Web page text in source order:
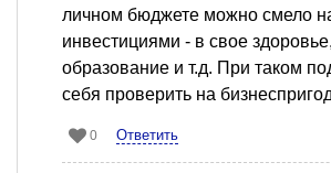
личном бюджете можно смело
инвестициями - в свое
образование и т.д. При таком
себя проверить на
0 Ответить